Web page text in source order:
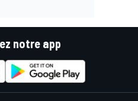
notre app